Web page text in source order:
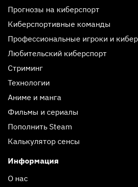
Прогнозы на киберспорт
Киберспортивные команды
Профессиональные игроки и
Любительский киберспорт
Стриминг
Технологии
Аниме и манга
Фильмы и сериалы
Пополнить Steam
Калькулятор сенсы
Информация
О нас